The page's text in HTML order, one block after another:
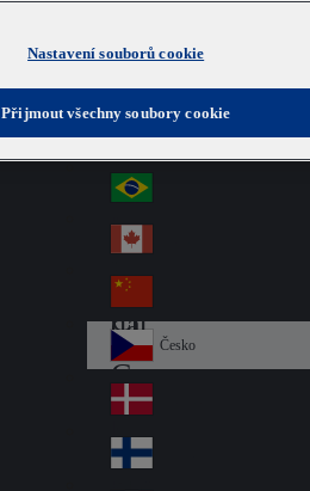
Czech
Au
str
ali
a
Au
stri
a
Österreich
Br
azi
l
Ca
na
da
Ch
ina
Cz
ec
h
Česko
De
nm
Fin
Nastavení souborů cookie
Přijmout všechny soubory cookie